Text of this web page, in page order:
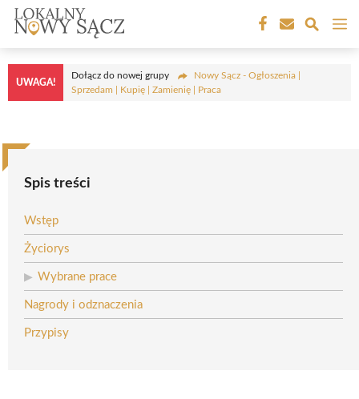
Przejdź
treści
UWAGA!
Dołącz do nowej grupy
Nowy Sącz - Ogłoszenia |
Sprzedam | Kupię | Zamienię | Praca
Spis treści
Wstęp
Życiorys
Wybrane prace
Nagrody i odznaczenia
Przypisy